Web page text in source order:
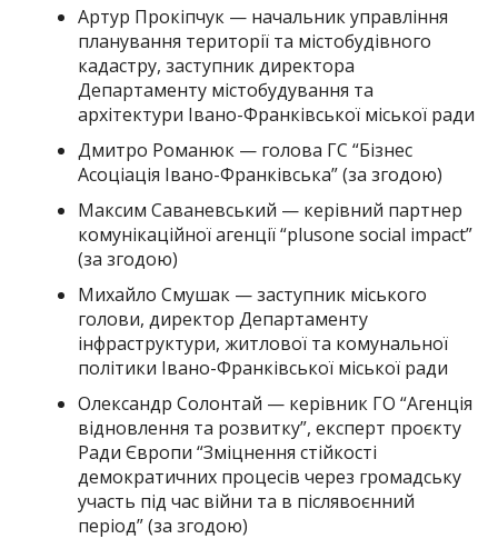
Артур Прокіпчук — начальник управління
планування території та містобудівного
кадастру, заступник директора
Департаменту містобудування та
архітектури Івано-Франківської міської ради
Дмитро Романюк — голова ГС “Бізнес
Асоціація Івано-Франківська” (за згодою)
Максим Саваневський — керівний партнер
комунікаційної агенції “plusone social impact”
(за згодою)
Михайло Смушак — заступник міського
голови, директор Департаменту
інфраструктури, житлової та комунальної
політики Івано-Франківської міської ради
Олександр Солонтай — керівник ГО “Агенція
відновлення та розвитку”, експерт проєкту
Ради Європи “Зміцнення стійкості
демократичних процесів через громадську
участь під час війни та в післявоєнний
період” (за згодою)